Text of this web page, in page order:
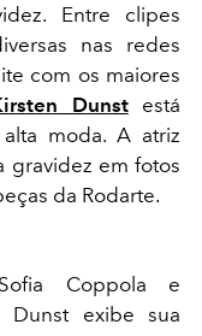
Entre clipes
nas redes
com os maiores
Dunstestá
moda. A atriz
gravidez em fotos
da Rodarte.
Coppola e
Dunst exibe sua